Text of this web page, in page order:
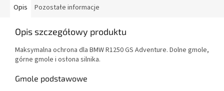
Opis Pozostałe informacje
Opis szczegółowy produktu
Maksymalna ochrona dla BMW R1250 GS Adventure. Dolne gmole,
górne gmole i osłona silnika.
Gmole podstawowe